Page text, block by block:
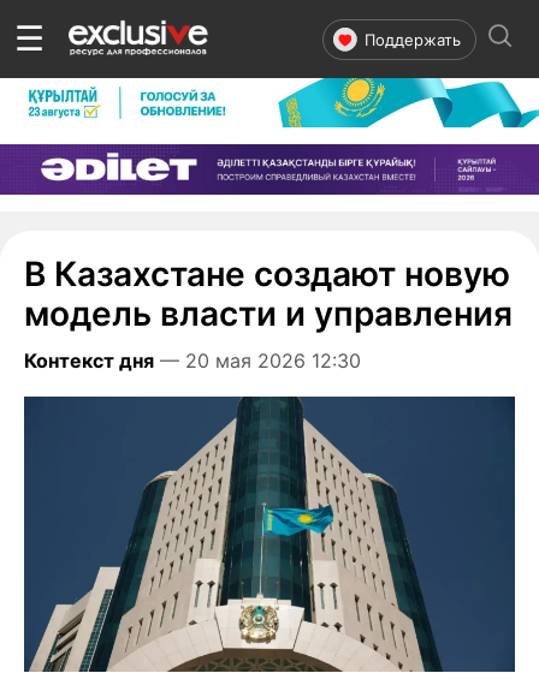
☰ Поддержать
В Казахстане создают новую
модель власти и управления
Контекст дня — 20 мая 2026 12:30